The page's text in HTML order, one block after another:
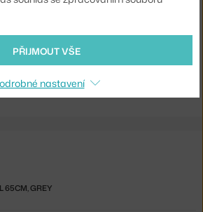
65CM, GREY
PŘIJMOUT VŠE
nastavení